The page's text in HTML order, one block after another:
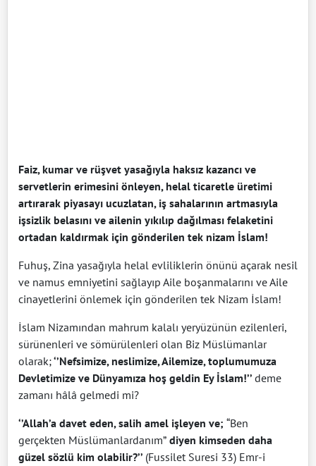
Faiz, kumar ve rüşvet yasağıyla haksız kazancı ve
servetlerin erimesini önleyen, helal ticaretle üretimi
artırarak piyasayı ucuzlatan, iş sahalarının artmasıyla
işsizlik belasını ve ailenin yıkılıp dağılması felaketini
ortadan kaldırmak için gönderilen tek nizam İslam!
Fuhuş, Zina yasağıyla helal evliliklerin önünü açarak nesil
ve namus emniyetini sağlayıp Aile boşanmalarını ve Aile
cinayetlerini önlemek için gönderilen tek Nizam İslam!
İslam Nizamından mahrum kalalı yeryüzünün ezilenleri,
sürünenleri ve sömürülenleri olan Biz Müslümanlar
olarak;‘’Nefsimize, neslimize, Ailemize, toplumumuza
Devletimize ve Dünyamıza hoş geldin Ey İslam!’’ deme
zamanı hâlâ gelmedi mi?
‘’Allah’a davet eden, salih amel işleyen ve; “Ben
gerçekten Müslümanlardanım” diyen kimseden daha
güzel sözlü kim olabilir?’’ (Fussilet Suresi 33) Emr-i